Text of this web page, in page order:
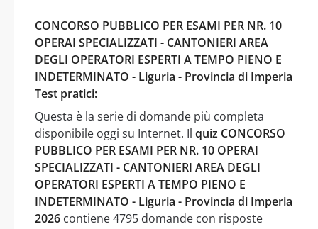
CONCORSO PUBBLICO PER ESAMI PER NR. 10
OPERAI SPECIALIZZATI - CANTONIERI AREA
DEGLI OPERATORI ESPERTI A TEMPO PIENO E
INDETERMINATO - Liguria - Provincia di Imperia
Test pratici:
Questa è la serie di domande più completa
disponibile oggi su Internet. Il quiz CONCORSO
PUBBLICO PER ESAMI PER NR. 10 OPERAI
SPECIALIZZATI - CANTONIERI AREA DEGLI
OPERATORI ESPERTI A TEMPO PIENO E
INDETERMINATO - Liguria - Provincia di Imperia
2026 contiene 4795 domande con risposte